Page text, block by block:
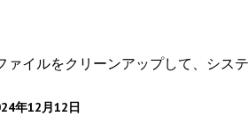
ァイルをクリーンアップして、シス
年12月12日